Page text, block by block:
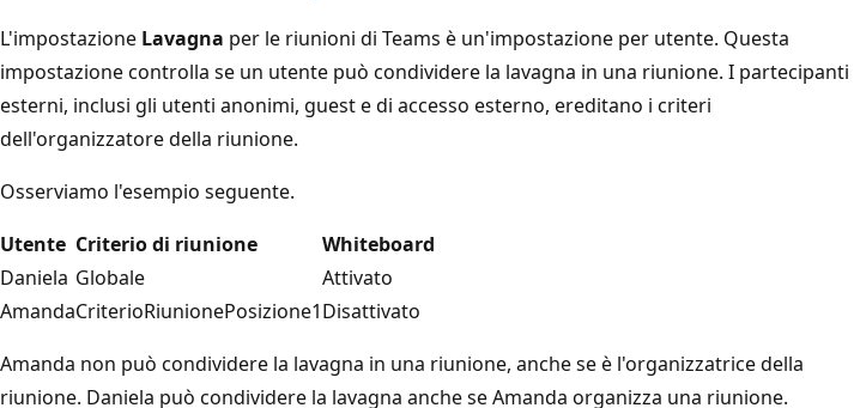
L'impostazione Lavagna per le riunioni di Teams è un'impostazione per utente. Questa
impostazione controlla se un utente può condividere la lavagna in una riunione. I partecipanti
esterni, inclusi gli utenti anonimi, guest e di accesso esterno, ereditano i criteri
dell'organizzatore della riunione.
Osserviamo l'esempio seguente.
Utente Criterio di riunione
Whiteboard
Daniela Globale
Attivato
AmandaCriterioRiunionePosizione1Disattivato
Amanda non può condividere la lavagna in una riunione, anche se è l'organizzatrice della
riunione. Daniela può condividere la lavagna anche se Amanda organizza una riunione.